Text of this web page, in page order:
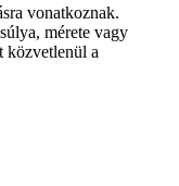
vonatkoznak.
mérete vagy
közvetlenül a